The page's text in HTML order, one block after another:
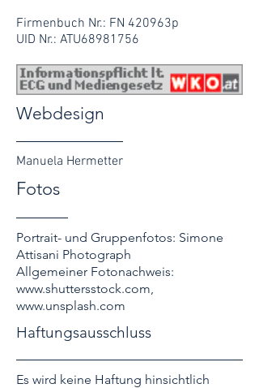
Firmenbuch Nr.: FN 420963p
UID Nr.: ATU68981756
Webdesign
Manuela Hermetter
Fotos
Portrait- und Gruppenfotos: Simone
Attisani Photograph
Allgemeiner Fotonachweis:
www.shuttersstock.com,
www.unsplash.com
Haftungsausschluss
Es wird keine Haftung hinsichtlich